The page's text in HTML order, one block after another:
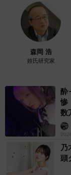
森岡 浩
姓氏研究家
酔
惨
数
乃
頭